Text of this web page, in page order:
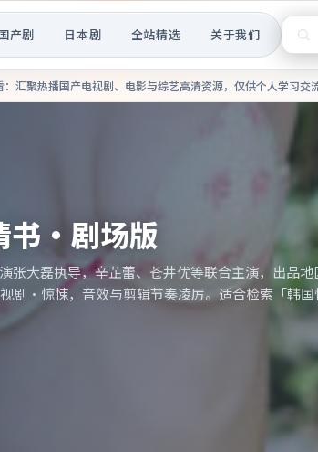
产剧 日本剧 全站精选 关于我们
视剧、电影与综艺
：汇聚热播国产电视剧、电影与综艺高清资源，仅供个人学习交
书·剧场版
张大磊执导，辛芷蕾、苍井优等联合主演，出品地
剧·惊悚，音效与剪辑节奏凌厉。适合检索「韩国